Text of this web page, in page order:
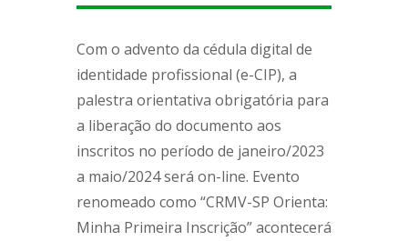
Com o advento da cédula digital de
identidade profissional (e-CIP), a
palestra orientativa obrigatória para
a liberação do documento aos
inscritos no período de janeiro/2023
a maio/2024 será on-line. Evento
renomeado como “CRMV-SP Orienta:
Minha Primeira Inscrição” acontecerá